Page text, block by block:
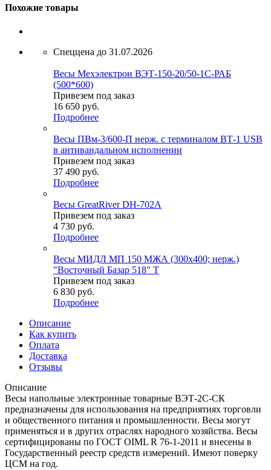
Похожие товары
Спеццена до 31.07.2026
Весы Мехэлектрон ВЭТ-150-20/50-1С-РАБ
(500*600)
Привезем под заказ
16 650 руб.
Подробнее
Весы ПВм-3/600-П нерж. с терминалом ВТ-1 USB
в антивандальном исполнении
Привезем под заказ
37 490 руб.
Подробнее
Весы GreatRiver DH-702A
Привезем под заказ
4 730 руб.
Подробнее
Весы МИДЛ МП 150 МЖА (300х400; нерж.)
"Восточный Базар 518" Т
Привезем под заказ
6 830 руб.
Подробнее
Описание
Как купить
Оплата
Доставка
Отзывы
Описание
Весы напольные электронные товарные ВЭТ-2С-СК
предназначены для использования на предприятиях торговли
и общественного питания и промышленности. Весы могут
применяться и в других отраслях народного хозяйства. Весы
сертифицированы по ГОСТ OIML R 76-1-2011 и внесены в
Государственный реестр средств измерений. Имеют поверку
ЦСМ на год.